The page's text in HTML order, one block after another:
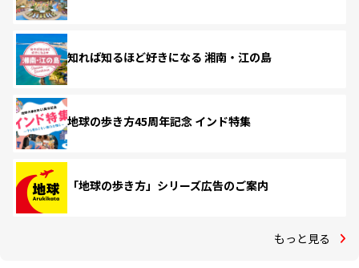
知れば知るほど好きになる 湘南・江の島
地球の歩き方45周年記念 インド特集
「地球の歩き方」シリーズ広告のご案内
もっと見る